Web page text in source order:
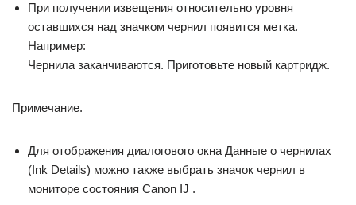
При получении извещения относительно уровня
оставшихся над значком чернил появится метка.
Например:
Чернила заканчиваются. Приготовьте новый картридж.
Примечание.
Для отображения диалогового окна Данные о чернилах
(Ink Details) можно также выбрать значок чернил в
мониторе состояния Canon IJ .